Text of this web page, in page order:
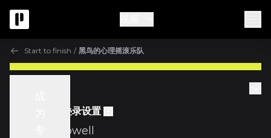
Start to finish / 黑鸟的心理摇滚乐队
第10集 吉他叠录设置
Vance Powell